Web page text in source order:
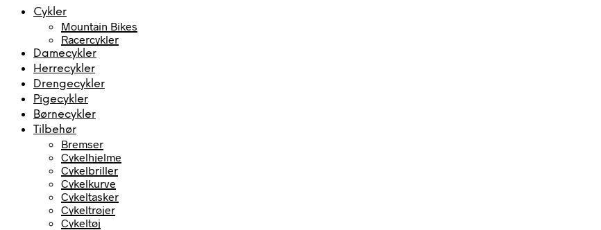
Cykler
Mountain Bikes
Racercykler
Damecykler
Herrecykler
Drengecykler
Pigecykler
Børnecykler
Tilbehør
Bremser
Cykelhjelme
Cykelbriller
Cykelkurve
Cykeltasker
Cykeltrøjer
Cykeltøj